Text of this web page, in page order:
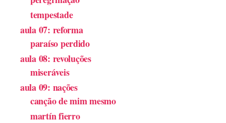
tempestade
aula 07: reforma
paraíso perdido
aula 08: revoluções
miseráveis
aula 09: nações
canção de mim mesmo
martín fierro